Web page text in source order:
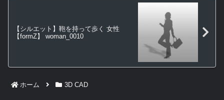
【シルエット】鞄を持って歩く 女性
【formZ】 woman_0010
ホーム 3D CAD